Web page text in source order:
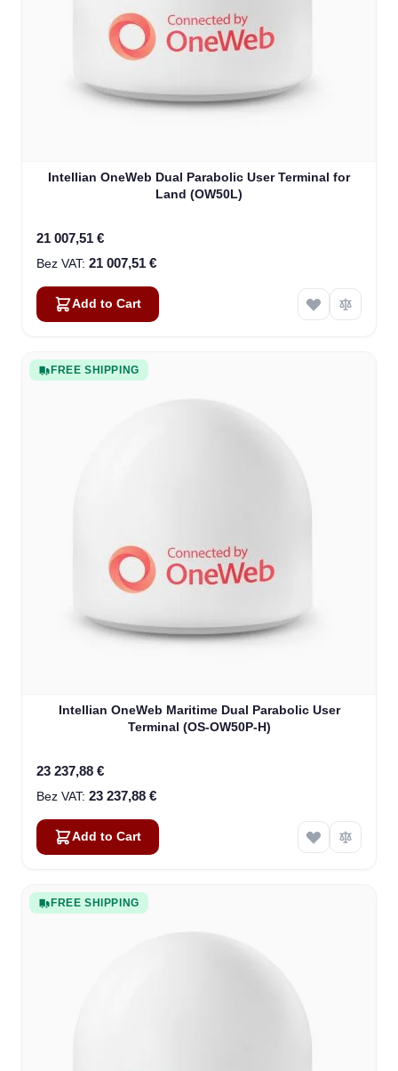
Intellian OneWeb Dual Parabolic User Terminal for
Land (OW50L)
21 007,51 €
21 007,51 €
Add to Cart
FREE SHIPPING
Intellian OneWeb Maritime Dual Parabolic User
Terminal (OS-OW50P-H)
23 237,88 €
23 237,88 €
Add to Cart
FREE SHIPPING